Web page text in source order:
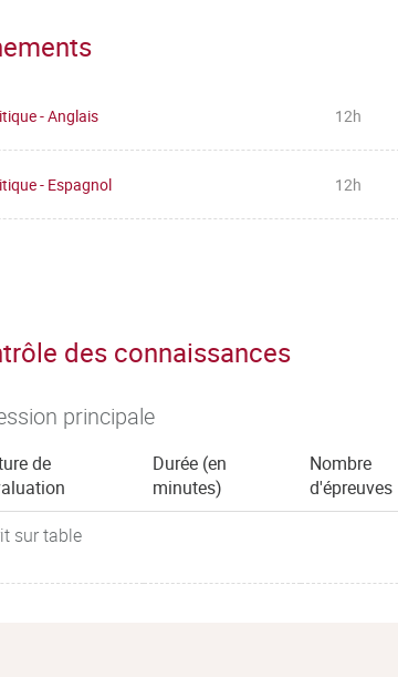
- Anglais 12h
- Espagnol 12h
des connaissances
principale
de
Durée (en
minutes)
Nombre
d'épreuves
sur table